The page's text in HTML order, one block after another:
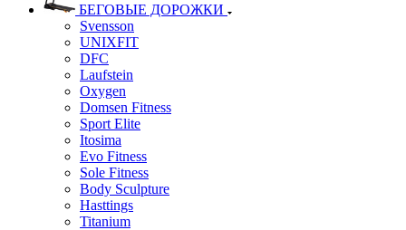
БЕГОВЫЕ ДОРОЖКИ
Svensson
UNIXFIT
DFC
Laufstein
Oxygen
Domsen Fitness
Sport Elite
Itosima
Evo Fitness
Sole Fitness
Body Sculpture
Hasttings
Titanium